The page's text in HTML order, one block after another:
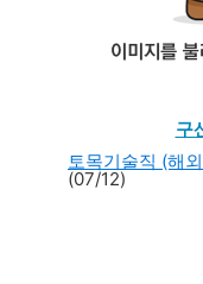
구
토목기술직 (해
(07/12)